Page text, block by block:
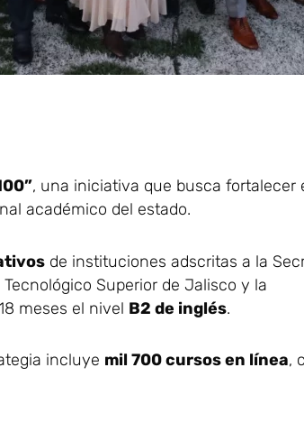
, una iniciativa que busca fortalecer
académico del estado.
de instituciones adscritas a la
Superior de Jalisco y la
meses el nivel B2 de inglés.
incluye mil 700 cursos en línea,